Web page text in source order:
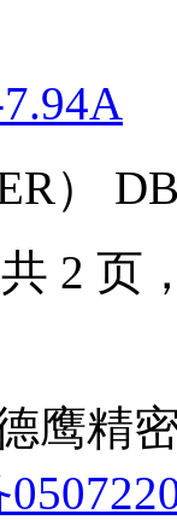
）
2 页
鹰精